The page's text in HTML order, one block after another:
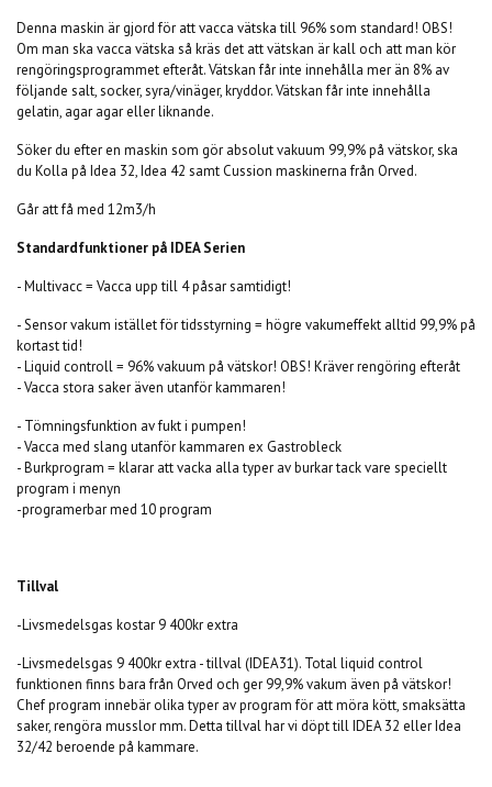
Denna maskin är gjord för att vacca vätska till 96% som standard! OBS!
Om man ska vacca vätska så kräs det att vätskan är kall och att man kör
rengöringsprogrammet efteråt. Vätskan får inte innehålla mer än 8% av
följande salt, socker, syra/vinäger, kryddor. Vätskan får inte innehålla
gelatin, agar agar eller liknande.
Söker du efter en maskin som gör absolut vakuum 99,9% på vätskor, ska
du Kolla på Idea 32, Idea 42 samt Cussion maskinerna från Orved.
Går att få med 12m3/h
Standardfunktioner på IDEA Serien
- Multivacc = Vacca upp till 4 påsar samtidigt!
-Sensor vakum istället för tidsstyrning = högre vakumeffekt alltid 99,9% på
kortast tid!
- Liquid controll = 96% vakuum på vätskor! OBS! Kräver rengöring efteråt
- Vacca stora saker även utanför kammaren!
- Tömningsfunktion av fukt i pumpen!
- Vacca med slang utanför kammaren ex Gastrobleck
- Burkprogram = klarar att vacka alla typer av burkar tack vare speciellt
program i menyn
-programerbar med 10 program
Tillval
-Livsmedelsgas kostar 9 400kr extra
-Livsmedelsgas 9 400kr extra - tillval (IDEA31). Total liquid control
funktionen finns bara från Orved och ger 99,9% vakum även på vätskor!
Chef program innebär olika typer av program för att möra kött, smaksätta
saker, rengöra musslor mm. Detta tillval har vi döpt till IDEA 32 eller Idea
32/42 beroende på kammare.